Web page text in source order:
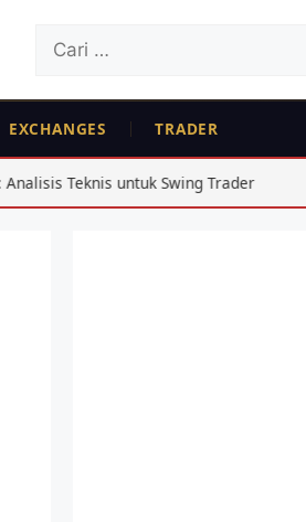
Cari
EXCHANGES TRADER
Swing Trader Analisis